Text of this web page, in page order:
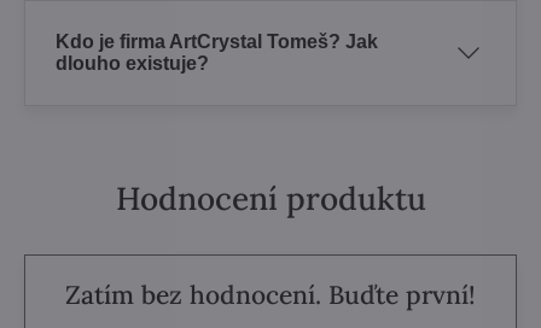
Kdo je firma ArtCrystal Tomeš? Jak
dlouho existuje?
Hodnocení produktu
Zatím bez hodnocení. Buďte první!